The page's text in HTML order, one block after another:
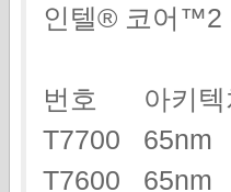
인텔® 코어™2
번호 아키
T7700
T7600